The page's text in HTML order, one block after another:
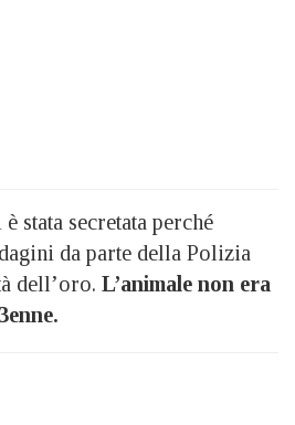
stata secretata perché
da parte della Polizia
dell’oro. L’animale non era